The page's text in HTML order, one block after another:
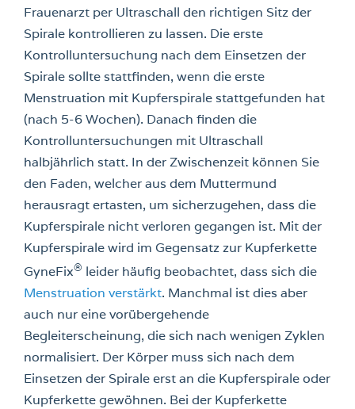
Frauenarzt per Ultraschall den richtigen Sitz der
Spirale kontrollieren zu lassen. Die erste
Kontrolluntersuchung nach dem Einsetzen der
Spirale sollte stattfinden, wenn die erste
Menstruation mit Kupferspirale stattgefunden hat
(nach 5-6 Wochen). Danach finden die
Kontrolluntersuchungen mit Ultraschall
halbjährlich statt. In der Zwischenzeit können Sie
den Faden, welcher aus dem Muttermund
herausragt ertasten, um sicherzugehen, dass die
Kupferspirale nicht verloren gegangen ist. Mit der
Kupferspirale wird im Gegensatz zur Kupferkette
GyneFix® leider häufig beobachtet, dass sich die
Menstruation verstärkt. Manchmal ist dies aber
auch nur eine vorübergehende
Begleiterscheinung, die sich nach wenigen Zyklen
normalisiert. Der Körper muss sich nach dem
Einsetzen der Spirale erst an die Kupferspirale oder
Kupferkette gewöhnen. Bei der Kupferkette